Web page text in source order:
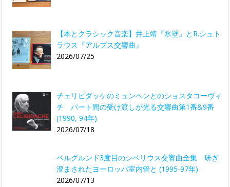
【本とクラシック音楽】井上靖『氷壁』とR.シュト
ラウス『アルプス交響曲』
2026/07/25
チェリビダッケのミュンヘンとのショスタコーヴィ
チ パート間の受け渡しが光る交響曲第1番&9番
(1990, 94年)
2026/07/18
ベルグルンド3度目のシベリウス交響曲全集 研ぎ
澄まされたヨーロッパ室内管と (1995-97年)
2026/07/13